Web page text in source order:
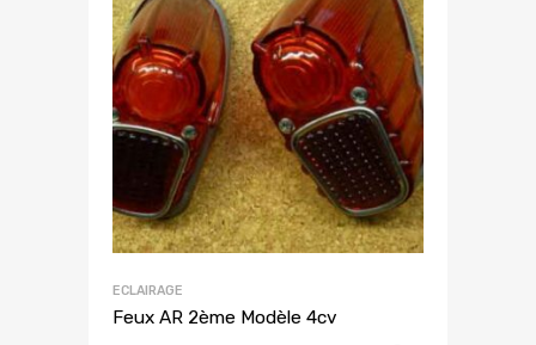
ECLAIRAGE
Feux AR 2ème Modèle 4cv